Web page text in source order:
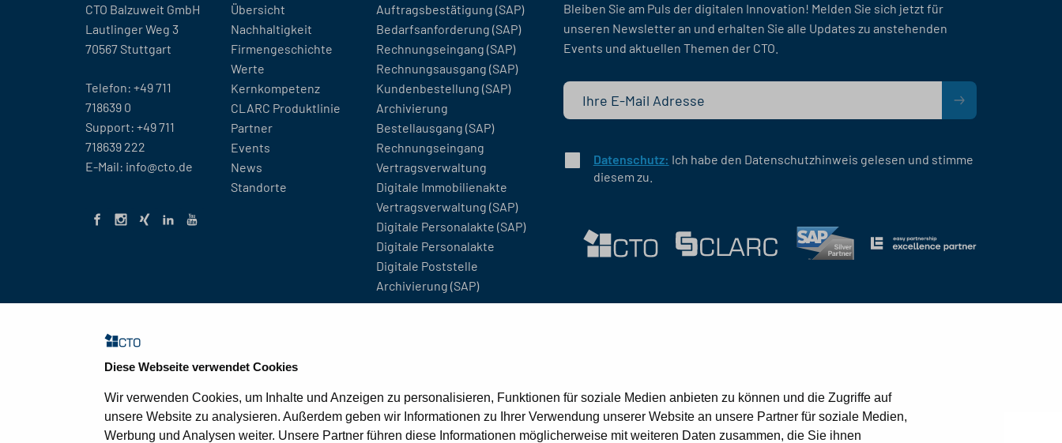
Diese Webseite verwendet Cookies
Wir verwenden Cookies, um Inhalte und Anzeigen zu personalisieren, Funktionen für soziale Medien anbieten zu können und die Zugriffe auf
unsere Website zu analysieren. Außerdem geben wir Informationen zu Ihrer Verwendung unserer Website an unsere Partner für soziale Medien,
Werbung und Analysen weiter. Unsere Partner führen diese Informationen möglicherweise mit weiteren Daten zusammen, die Sie ihnen
CTO Balzuweit GmbH
Lautlinger Weg 3
70567 Stuttgart
Telefon: +49 711
718639 0
Support: +49 711
718639 222
E-Mail: info@cto.de
Übersicht
Nachhaltigkeit
Firmengeschichte
Werte
Kernkompetenz
CLARC Produktlinie
Partner
Events
News
Standorte
Auftragsbestätigung (SAP)
Bedarfsanforderung (SAP)
Rechnungseingang (SAP)
Rechnungsausgang (SAP)
Kundenbestellung (SAP)
Archivierung
Bestellausgang (SAP)
Rechnungseingang
Vertragsverwaltung
Digitale Immobilienakte
Vertragsverwaltung (SAP)
Digitale Personalakte (SAP)
Digitale Personalakte
Digitale Poststelle
Archivierung (SAP)
Bleiben Sie am Puls der digitalen Innovation! Melden Sie sich jetzt für
unseren Newsletter an und erhalten Sie alle Updates zu anstehenden
Events und aktuellen Themen der CTO.
Datenschutz: Ich habe den Datenschutzhinweis gelesen und stimme
diesem zu.
© 2026 CTO Balzuweit GmbH